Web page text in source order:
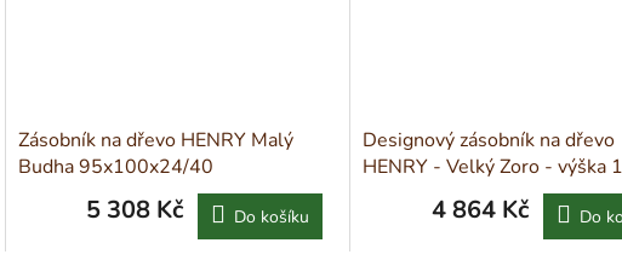
Zásobník na dřevo HENRY Malý
Budha 95x100x24/40
5 308 Kč Do košíku
Designový zásobník na dřevo
HENRY - Velký Zoro - výška
4 864 Kč Do